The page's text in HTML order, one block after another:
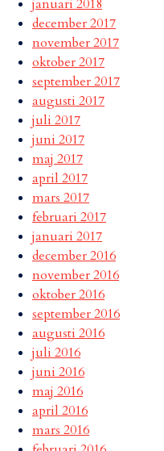
januari 2018
december 2017
november 2017
oktober 2017
september 2017
augusti 2017
juli 2017
juni 2017
maj 2017
april 2017
mars 2017
februari 2017
januari 2017
december 2016
november 2016
oktober 2016
september 2016
augusti 2016
juli 2016
juni 2016
maj 2016
april 2016
mars 2016